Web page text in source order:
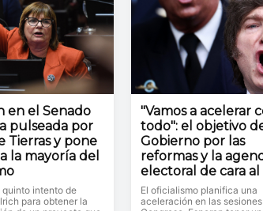
en el Senado
pulseada por
Tierras y pone
la mayoría del
quinto intento de
para obtener la
"Vamos a acelerar
todo": el objetivo
Gobierno por las
reformas y la
electoral de cara
El oficialismo planifica una
aceleración en las